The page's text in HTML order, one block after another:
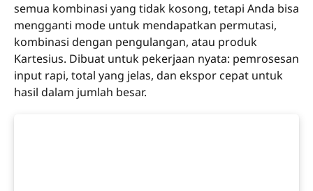
semua kombinasi yang tidak kosong, tetapi Anda bisa
mengganti mode untuk mendapatkan permutasi,
kombinasi dengan pengulangan, atau produk
Kartesius. Dibuat untuk pekerjaan nyata: pemrosesan
input rapi, total yang jelas, dan ekspor cepat untuk
hasil dalam jumlah besar.